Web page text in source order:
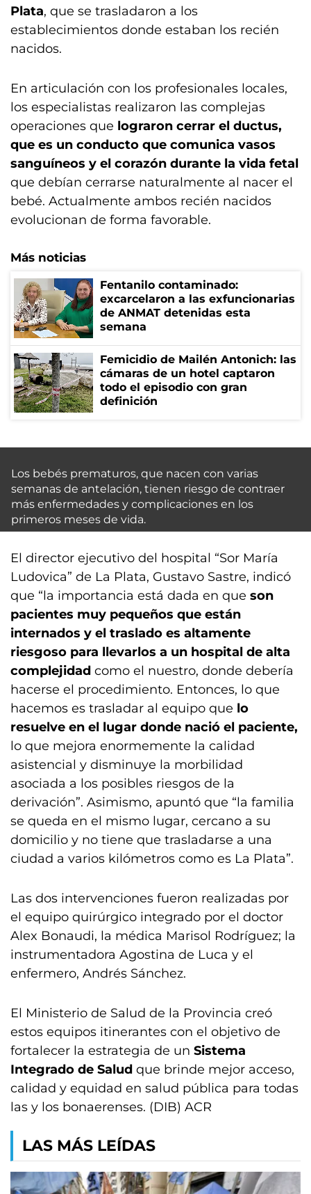
Plata, que se trasladaron a los
establecimientos donde estaban los recién
nacidos.
En articulación con los profesionales locales,
los especialistas realizaron las complejas
operaciones que lograron cerrar el ductus,
que es un conducto que comunica vasos
sanguíneos y el corazón durante la vida fetal
que debían cerrarse naturalmente al nacer el
bebé. Actualmente ambos recién nacidos
evolucionan de forma favorable.
Más noticias
Fentanilo contaminado:
excarcelaron a las exfuncionarias
de ANMAT detenidas esta
semana
Femicidio de Mailén Antonich: las
cámaras de un hotel captaron
todo el episodio con gran
definición
Los bebés prematuros, que nacen con varias
semanas de antelación, tienen riesgo de contraer
más enfermedades y complicaciones en los
primeros meses de vida.
El director ejecutivo del hospital “Sor María
Ludovica” de La Plata, Gustavo Sastre, indicó
que “la importancia está dada en que son
pacientes muy pequeños que están
internados y el traslado es altamente
riesgoso para llevarlos a un hospital de alta
complejidad como el nuestro, donde debería
hacerse el procedimiento. Entonces, lo que
hacemos es trasladar al equipo que lo
resuelve en el lugar donde nació el paciente,
lo que mejora enormemente la calidad
asistencial y disminuye la morbilidad
asociada a los posibles riesgos de la
derivación”. Asimismo, apuntó que “la familia
se queda en el mismo lugar, cercano a su
domicilio y no tiene que trasladarse a una
ciudad a varios kilómetros como es La Plata”.
Las dos intervenciones fueron realizadas por
el equipo quirúrgico integrado por el doctor
Alex Bonaudi, la médica Marisol Rodríguez; la
instrumentadora Agostina de Luca y el
enfermero, Andrés Sánchez.
El Ministerio de Salud de la Provincia creó
estos equipos itinerantes con el objetivo de
fortalecer la estrategia de un Sistema
Integrado de Salud que brinde mejor acceso,
calidad y equidad en salud pública para todas
las y los bonaerenses. (DIB) ACR
LAS MÁS LEÍDAS